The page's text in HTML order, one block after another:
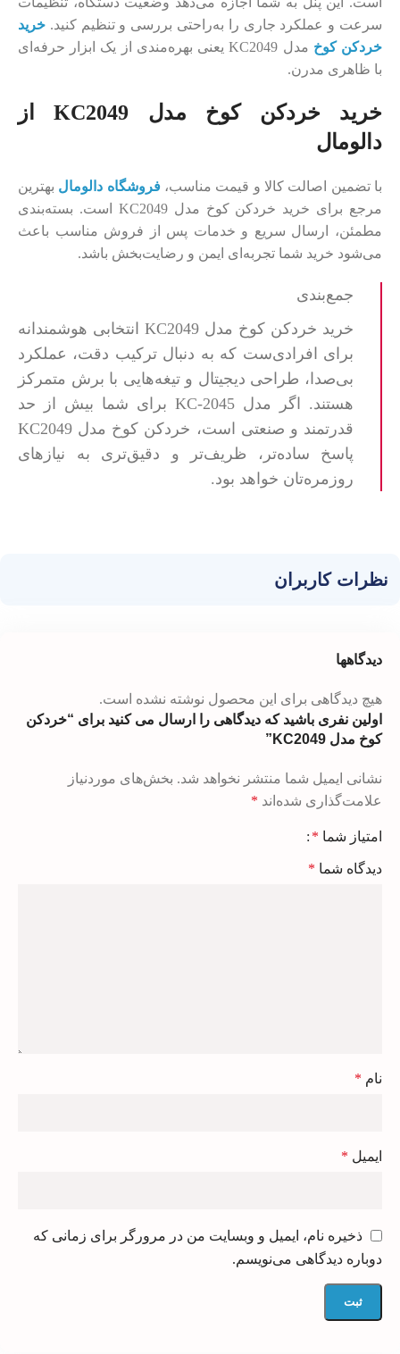
سرعت و عملکرد جاری را به‌راحتی بررسی و تنظیم کنید. خرید
خردکن کوخ
مدل KC2049 یعنی بهره‌مندی از یک ابزار حرفه‌ای
با ظاهری مدرن.
خرید خردکن کوخ مدل KC2049 از
دالومال
با تضمین اصالت کالا و قیمت مناسب،فروشگاه دالومال بهترین
مرجع برای خرید خردکن کوخ مدل KC2049 است. بسته‌بندی
مطمئن، ارسال سریع و خدمات پس از فروش مناسب باعث
می‌شود خرید شما تجربه‌ای ایمن و رضایت‌بخش باشد.
جمع‌بندی
خرید خردکن کوخ مدل KC2049 انتخابی هوشمندانه
برای افرادی‌ست که به دنبال ترکیب دقت، عملکرد
بی‌صدا، طراحی دیجیتال و تیغه‌هایی با برش متمرکز
هستند. اگر مدل KC-2045 برای شما بیش از حد
قدرتمند و صنعتی است، خردکن کوخ مدل KC2049
پاسخ ساده‌تر، ظریف‌تر و دقیق‌تری به نیازهای
روزمره‌تان خواهد بود.
نظرات کاربران
دیدگاهها
هیچ دیدگاهی برای این محصول نوشته نشده است.
اولین نفری باشید که دیدگاهی را ارسال می کنید برای “خردکن
کوخ مدل KC2049”
نشانی ایمیل شما منتشر نخواهد شد. بخش‌های موردنیاز
علامت‌گذاری شده‌اند *
امتیاز شما *
دیدگاه شما *
نام *
ایمیل *
ذخیره نام، ایمیل و وبسایت من در مرورگر برای زمانی که
دوباره دیدگاهی می‌نویسم.